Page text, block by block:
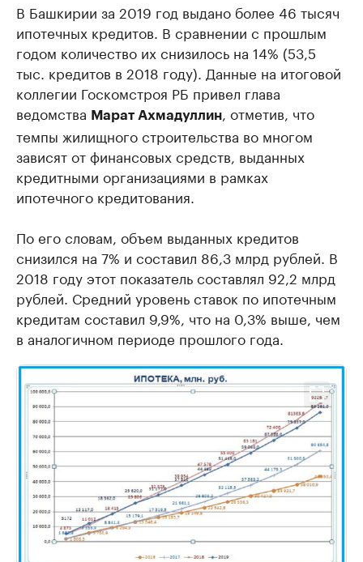
В Башкирии за 2019 год выдано более 46 тысяч
ипотечных кредитов. В сравнении с прошлым
годом количество их снизилось на 14% (53,5
тыс. кредитов в 2018 году). Данные на итоговой
коллегии Госкомстроя РБ привел глава
ведомства Марат Ахмадуллин, отметив, что
темпы жилищного строительства во многом
зависят от финансовых средств, выданных
кредитными организациями в рамках
ипотечного кредитования.
По его словам, объем выданных кредитов
снизился на 7% и составил 86,3 млрд рублей. В
2018 году этот показатель составлял 92,2 млрд
рублей. Средний уровень ставок по ипотечным
кредитам составил 9,9%, что на 0,3% выше, чем
в аналогичном периоде прошлого года.